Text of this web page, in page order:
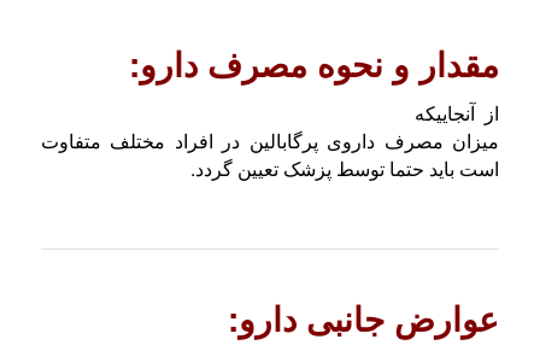
مقدار و نحوه مصرف دارو:
از آنجاییکه
میزان مصرف داروی پرگابالین در افراد مختلف متفاوت
است باید حتما توسط پزشک تعیین گردد.
عوارض جانبی دارو: